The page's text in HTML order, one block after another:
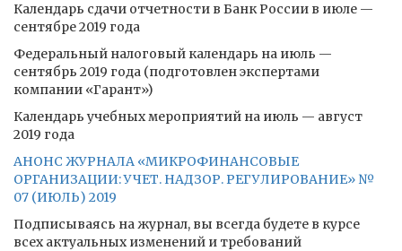
Календарь сдачи отчетности в Банк России в июле —
сентябре 2019 года
Федеральный налоговый календарь на июль —
сентябрь 2019 года (подготовлен экспертами
компании «Гарант»)
Календарь учебных мероприятий на июль — август
2019 года
АНОНС ЖУРНАЛА «МИКРОФИНАНСОВЫЕ
ОРГАНИЗАЦИИ: УЧЕТ. НАДЗОР. РЕГУЛИРОВАНИЕ» №
07 (ИЮЛЬ) 2019
Подписываясь на журнал, вы всегда будете в курсе
всех актуальных изменений и требований